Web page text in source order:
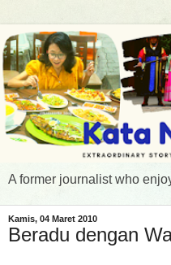
A former journalist who
Kamis, 04 Maret 2010
Beradu dengan